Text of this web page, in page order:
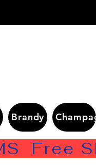
Brandy